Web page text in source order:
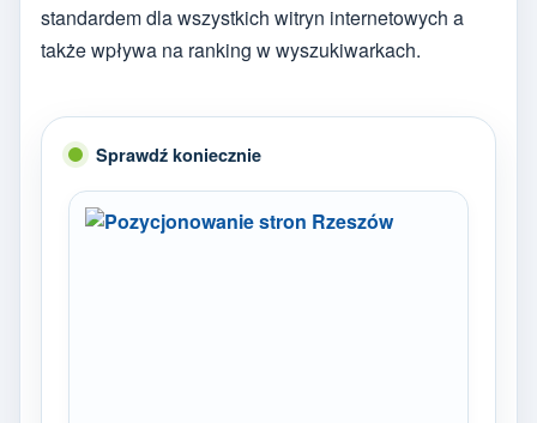
standardem dla wszystkich witryn internetowych a
także wpływa na ranking w wyszukiwarkach.
Sprawdź koniecznie